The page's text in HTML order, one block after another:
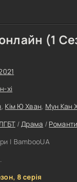
(1
хі
, Кім Ю Хван, Мун Кан
/Драма /
| BambooUA
8 серія